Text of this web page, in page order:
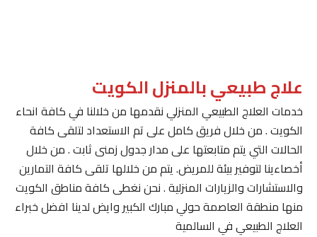
علاج طبيعي بالمنزل الكويت
خدمات العلاج الطبيعي المنزلي نقدمها من خلالنا في كافة انحاء
الكويت . من خلال فريق كامل على تم الاستعداد لتلقى كافة
الحالات التي يتم متابعتها على مدار جدول زمنى ثابت . من خلال
أخصاءينا لتوفير بيئة للمريض. يتم من خلالها تلقى كافة التمارين
والاستشارات والزيارات المنزلية . نحن نغطى كافة مناطق الكويت
منها منطقة العاصمة حولي مبارك الكبير وايض لدينا افضل خبراء
العلاج الطبيعي في السالمية